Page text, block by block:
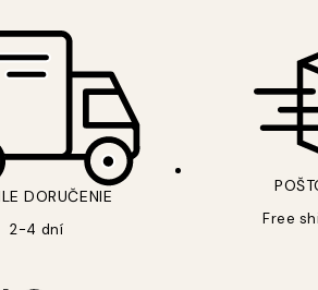
DORUČENIE
2-4 dní
Free